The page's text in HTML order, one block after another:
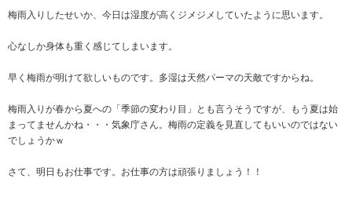
梅雨入りしたせいか、今日は湿度が高くジメジメしていたように思います。
心なしか身体も重く感じてしまいます。
早く梅雨が明けて欲しいものです。多湿は天然パーマの天敵ですからね。
梅雨入りが春から夏への「季節の変わり目」とも言うそうですが、もう夏は始
まってませんかね・・・気象庁さん。梅雨の定義を見直してもいいのではない
でしょうかｗ
さて、明日もお仕事です。お仕事の方は頑張りましょう！！